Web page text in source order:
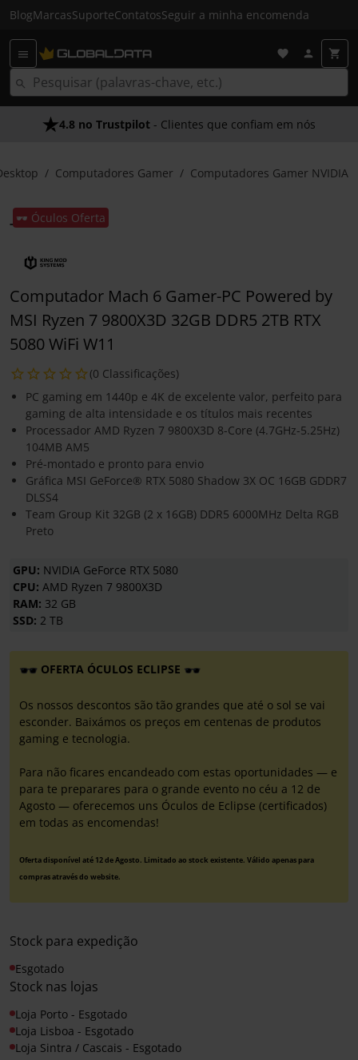
BlogMarcasSuporteContatosSeguir a minha encomenda
4.8 no Trustpilot - Clientes que confiam em nós
Computadores Gamer Computadores Gamer NVIDIA
🕶️ Óculos Oferta
Computador Mach 6 Gamer-PC Powered by
MSI Ryzen 7 9800X3D 32GB DDR5 2TB RTX
5080 WiFi W11
(0 Classificações)
PC gaming em 1440p e 4K de excelente valor, perfeito para
gaming de alta intensidade e os títulos mais recentes
Processador AMD Ryzen 7 9800X3D 8-Core (4.7GHz-5.25Hz)
104MB AM5
Pré-montado e pronto para envio
Gráfica MSI GeForce® RTX 5080 Shadow 3X OC 16GB GDDR7
DLSS4
Team Group Kit 32GB (2 x 16GB) DDR5 6000MHz Delta RGB
Preto
GPU: NVIDIA GeForce RTX 5080
CPU: AMD Ryzen 7 9800X3D
RAM: 32 GB
SSD: 2 TB
OFERTA ÓCULOS ECLIPSE
Os nossos descontos são tão grandes que até o sol se vai
esconder. Baixámos os preços em centenas de produtos
gaming e tecnologia.
Para não ficares encandeado com estas oportunidades — e
para te preparares para o grande evento no céu a 12 de
Agosto — oferecemos uns Óculos de Eclipse (certificados)
em todas as encomendas!
Oferta disponível até 12 de Agosto. Limitado ao stock existente. Válido apenas para
compras através do website.
Stock para expedição
Esgotado
Stock nas lojas
Loja Porto - Esgotado
Loja Lisboa - Esgotado
Loja Sintra / Cascais - Esgotado